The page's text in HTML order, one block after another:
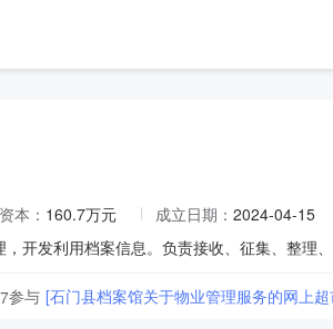
本： 160.7万元 成立日期： 2024-04-15
开发利用档案信息。负责接收、征集、整理
参与 [石门县档案馆关于物业管理服务的网上